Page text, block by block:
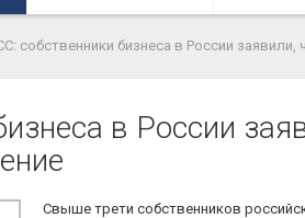
собственники бизнеса в России
в России
Свыше трети собственников